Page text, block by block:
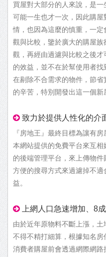
買屋對大部分的人來說，是
可能一生也才一次，因此購
情，也因為這麼的慎重，一
觀與比較，鑒於廣大的購屋
觀，再經由過濾與比較之後
的效益，並不在於幫使用者
在剔除不合需求的物件，節
的辛苦，特別開發出這一個新
致力於提供人性化的介
『房地王』最終目標為讓有
本網站提供的免費平台來互
的後端管理平台，來上傳物
方便的搜尋方式來過濾掉不
益。
上網人口急速增加、8
由於近年原物料不斷上漲，
不得不精打細算，根據知名房
消費者購屋前會透過網際網